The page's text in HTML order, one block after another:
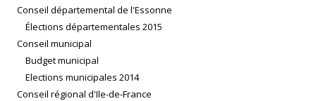
Conseil départemental de l'Essonne
Élections départementales 2015
Conseil municipal
Budget municipal
Elections municipales 2014
Conseil régional d'Ile-de-France